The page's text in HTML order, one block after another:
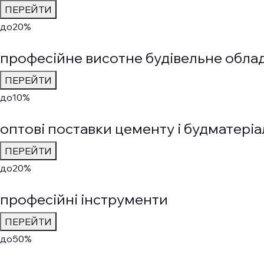
ПЕРЕЙТИ
до20%
професійне висотне будівельне
ПЕРЕЙТИ
до10%
оптові поставки цементу і
ПЕРЕЙТИ
до20%
професійні інструменти
ПЕРЕЙТИ
до50%